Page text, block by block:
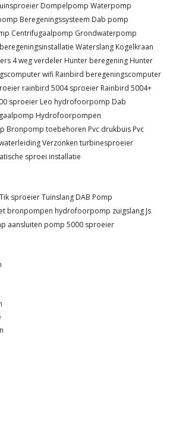
Dompelpomp Waterpomp
Beregeningssysteem Dab pomp
Centrifugaalpomp Grondwaterpomp
beregeningsinstallatie Waterslang Kogelkraan
4 weg verdeler Hunter beregening Hunter
wifi Rainbird beregeningscomputer
rainbird 5004 sproeier Rainbird 5004+
sproeier Leo hydrofoorpomp Dab
Hydrofoorpompen
Bronpomp toebehoren Pvc drukbuis Pvc
Verzonken turbinesproeier
sproei installatie
Tik sproeierTuinslang DAB Pomp
bronpompen hydrofoorpomp zuigslang Js
aansluiten pomp 5000 sproeier